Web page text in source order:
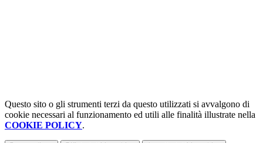
Questo sito o gli strumenti terzi da questo utilizzati si avvalgono di
cookie necessari al funzionamento ed utili alle finalità illustrate nella
COOKIE POLICY.